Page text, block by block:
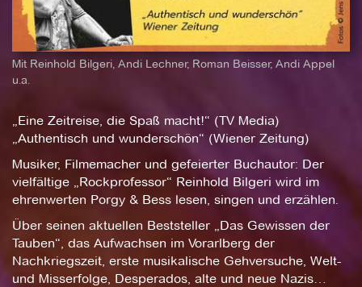
Mit Reinhold Bilgeri, Andi Lechner, Roman Beisser, Andi Appel
u.a.
„Eine Zeitreise, die Spaß macht!“ (TV Media)
„Authentisch und wunderschön“ (Wiener Zeitung)
Musiker, Filmemacher und gefeierter Buchautor: Der
vielfältige „Rockprofessor“ Reinhold Bilgeri wird im
ehrenwerten Porgy & Bess lesen, singen und erzählen.
Über seinen aktuellen Beststeller „Das Gewissen der
Tauben“, das Aufwachsen im Vorarlberg der
Nachkriegszeit, erste musikalische Gehversuche, Welt-
und Misserfolge, Desperados, alte und neue Nazis…